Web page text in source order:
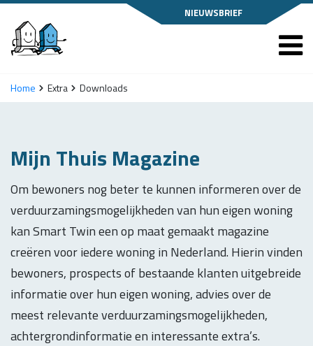
NIEUWSBRIEF
Home Extra Downloads
Mijn Thuis Magazine
Om bewoners nog beter te kunnen informeren over de
verduurzamingsmogelijkheden van hun eigen woning
kan Smart Twin een op maat gemaakt magazine
creëren voor iedere woning in Nederland. Hierin vinden
bewoners, prospects of bestaande klanten uitgebreide
informatie over hun eigen woning, advies over de
meest relevante verduurzamingsmogelijkheden,
achtergrondinformatie en interessante extra’s.